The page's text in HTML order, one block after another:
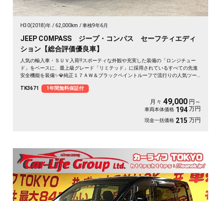
H30(2018)年 62,000km 車検9年6月
JEEP COMPASS ジープ・コンパス セーフティエディ
ション【総合評価優良車】
人気の輸入車・ＳＵＶ入荷‼️スポーティな外観や充実した装備の「ロンジチュー
ド」をベースに、最上級グレード「リミテッド」に採用されているすべての先進
安全機能を装備✨💎純正１７ＡＷ＆ブラックペイントルーフで流行りの人気ツー
ｏｏｔｈ ＡＵＸ ＵＳＢ）📞Ａｐｐｌｅ Ｃａｒ Ｐｌａｙ📱🚙月々４万円台～Ｏ
TK3671 1年間無料保証付
月々 49,000 円～
車両本体価格 194 万円
現金一括価格 215 万円